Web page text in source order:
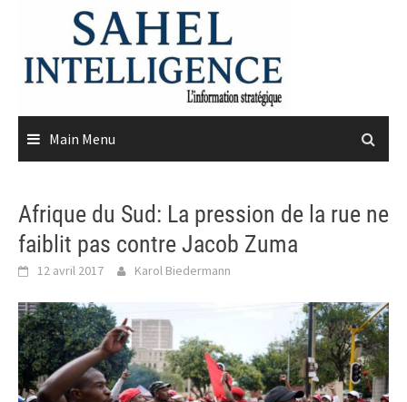
content
Main Menu
Afrique du Sud: La pression de la rue ne
faiblit pas contre Jacob Zuma
12 avril 2017 Karol Biedermann